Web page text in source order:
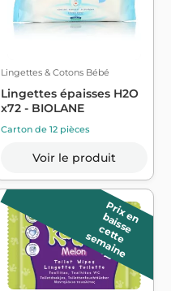
Lingettes & Cotons Bébé
Lingettes épaisses H2O
x72 - BIOLANE
Carton de 12 pièces
Voir le produit
P
r
ix
e
n b
a
is
s
e
c
e
t
t
e
s
e
m
a
in
e